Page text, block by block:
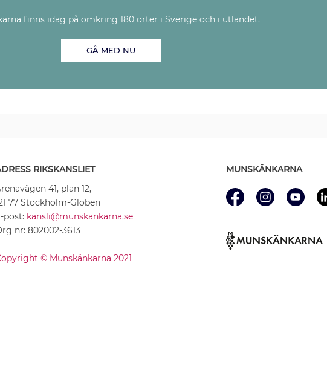
finns idag på omkring 180 orter i Sverige och i utlandet.
GÅ MED NU
RIKSKANSLIET
41, plan 12,
77 Stockholm-Globen
post: kansli@munskankarna.se
nr: 802002-3613
© Munskänkarna 2021
MUNSKÄNKARNA